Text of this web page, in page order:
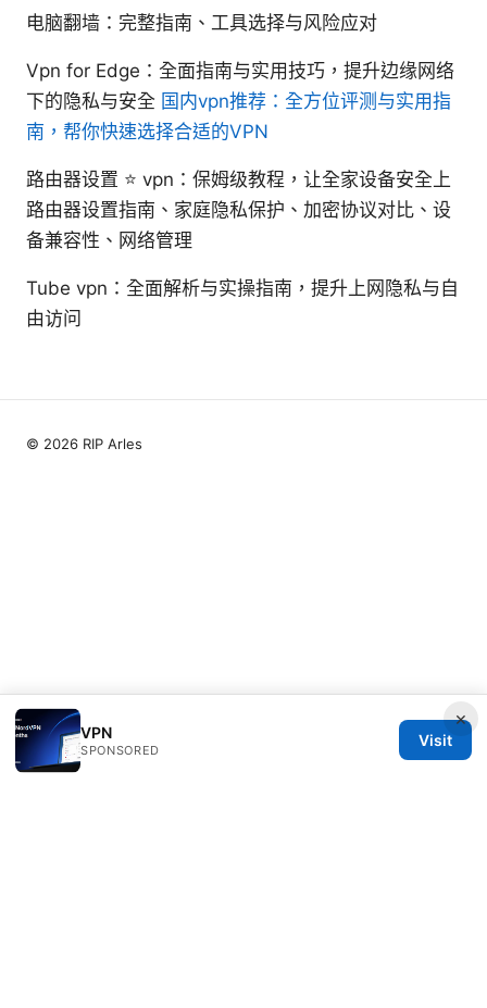
电脑翻墙：完整指南、工具选择与风险应对
Vpn for Edge：全面指南与实用技巧，提升边缘网络
下的隐私与安全 国内vpn推荐：全方位评测与实用指
南，帮你快速选择合适的VPN
路由器设置 ⭐ vpn：保姆级教程，让全家设备安全上
路由器设置指南、家庭隐私保护、加密协议对比、设
备兼容性、网络管理
Tube vpn：全面解析与实操指南，提升上网隐私与自
由访问
×
VPN
SPONSORED
Visit
© 2026 RIP Arles